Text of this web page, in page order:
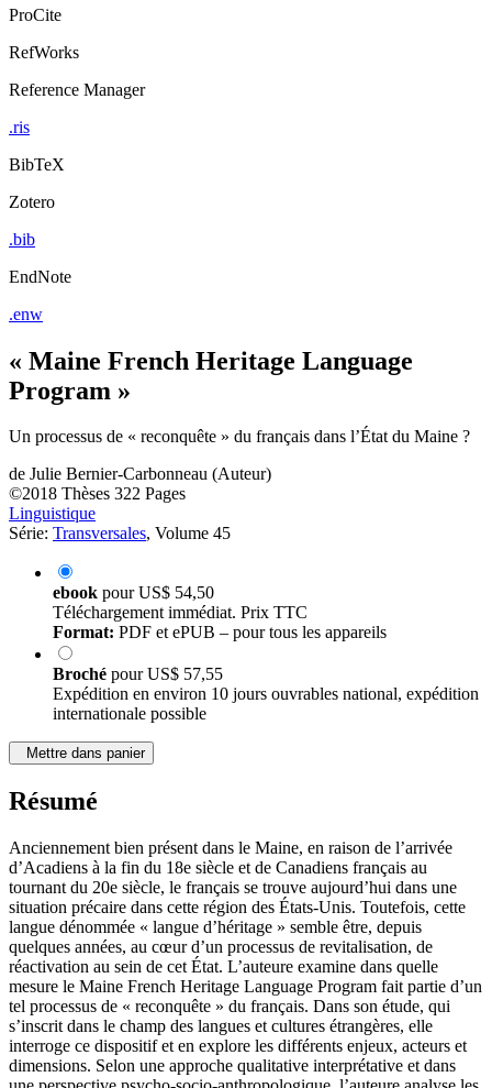
ProCite
RefWorks
Reference Manager
.ris
BibTeX
Zotero
.bib
EndNote
.enw
« Maine French Heritage Language
Program »
Un processus de « reconquête » du français dans l’État du Maine ?
de Julie Bernier-Carbonneau (Auteur)
©2018 Thèses 322 Pages
Linguistique
Série: Transversales, Volume 45
ebook pourUS$ 54,50
Téléchargement immédiat. Prix TTC
Format: PDF et ePUB – pour tous les appareils
Broché pourUS$ 57,55
Expédition en environ 10 jours ouvrables national, expédition
internationale possible
Mettre dans panier
Résumé
Anciennement bien présent dans le Maine, en raison de l’arrivée
d’Acadiens à la fin du 18e siècle et de Canadiens français au
tournant du 20e siècle, le français se trouve aujourd’hui dans une
situation précaire dans cette région des États-Unis. Toutefois, cette
langue dénommée « langue d’héritage » semble être, depuis
quelques années, au cœur d’un processus de revitalisation, de
réactivation au sein de cet État. L’auteure examine dans quelle
mesure le Maine French Heritage Language Program fait partie d’un
tel processus de « reconquête » du français. Dans son étude, qui
s’inscrit dans le champ des langues et cultures étrangères, elle
interroge ce dispositif et en explore les différents enjeux, acteurs et
dimensions. Selon une approche qualitative interprétative et dans